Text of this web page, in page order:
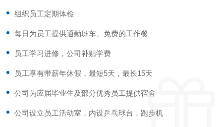
组织员工定期体检
每日为员工提供通勤班车、免费的工作餐
员工学习进修，公司补贴学费
员工享有带薪年休假，最短5天，最长15天
公司为应届毕业生及部分优秀员工提供宿舍
公司设立员工活动室，内设乒乓球台，跑步机